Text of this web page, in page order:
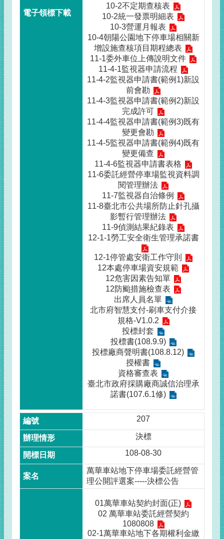
10-2不定期查核表
10-2統一發票明細表
10-3營運月報表
10-4朝陽公園地下停車場相關新
增設施查核項目期程總表
11-1委外車位上傳說明文件
11-4-1監視器申請流程
11-4-2監視器申請書(範例1)新設
前會勘
11-4-3監視器申請書(範例2)新設
完成許可
11-4-4監視器申請書(範例3)既有
變更會勘
11-4-5監視器申請書(範例4)既有
變更備查
11-4-6監視器申請書表格
11-6委託經營停車場監視資料調
閱管理辦法
11-7監視器自治條例
11-8臺北市公共場所防止針孔攝
影暫行管理辦法
11-9偵測結果紀錄表
12-1-1勞工安全衛生管理承諾書
12-1停管處安衛工作守則
12本處停車場資安規範
12危害因素告知單
12防颱措施檢查表
出席人員名單
北市府智慧支付-刷車支付介接
規格-V1.0.2
投標封套
投標書(108.9.9)
投標廠商聲明書(108.8.12)
授權書
資格審查表
臺北市政府採購廠商誠信治理承
諾書(107.6.1修)
207
決標
108-08-30
萬華車站地下停車場委託經營管
理公開評選案-----決標公告
01萬華車站契約封面(正)
02 萬華車站委託經營契約
1080808
02-1萬華車站地下各期權利金繳